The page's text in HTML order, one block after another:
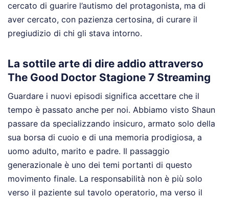
cercato di guarire l’autismo del protagonista, ma di
aver cercato, con pazienza certosina, di curare il
pregiudizio di chi gli stava intorno.
La sottile arte di dire addio attraverso
The Good Doctor Stagione 7 Streaming
Guardare i nuovi episodi significa accettare che il
tempo è passato anche per noi. Abbiamo visto Shaun
passare da specializzando insicuro, armato solo della
sua borsa di cuoio e di una memoria prodigiosa, a
uomo adulto, marito e padre. Il passaggio
generazionale è uno dei temi portanti di questo
movimento finale. La responsabilità non è più solo
verso il paziente sul tavolo operatorio, ma verso il